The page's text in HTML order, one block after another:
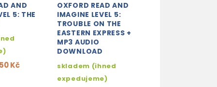
AND
5: THE
Kč
OXFORD READ AND
IMAGINE LEVEL 5:
TROUBLE ON THE
EASTERN EXPRESS +
MP3 AUDIO
DOWNLOAD
skladem (ihned
expedujeme)